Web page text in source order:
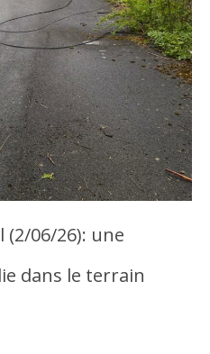
(2/06/26): une
dans le terrain